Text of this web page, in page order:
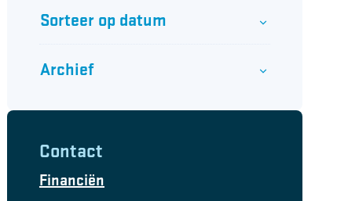
Sorteer op datum
Archief
Contact
Financiën